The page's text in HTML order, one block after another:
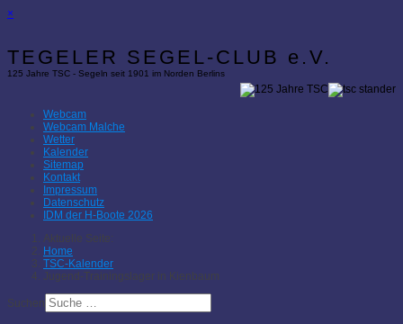
×
TEGELER SEGEL-CLUB e.V.
125 Jahre TSC - Segeln seit 1901 im Norden Berlins
Webcam
Webcam Malche
Wetter
Kalender
Sitemap
Kontakt
Impressum
Datenschutz
IDM der H-Boote 2026
Aktuelle Seite:
Home
TSC-Kalender
Jugend-Trainingslager in Kienbaum
Suchen